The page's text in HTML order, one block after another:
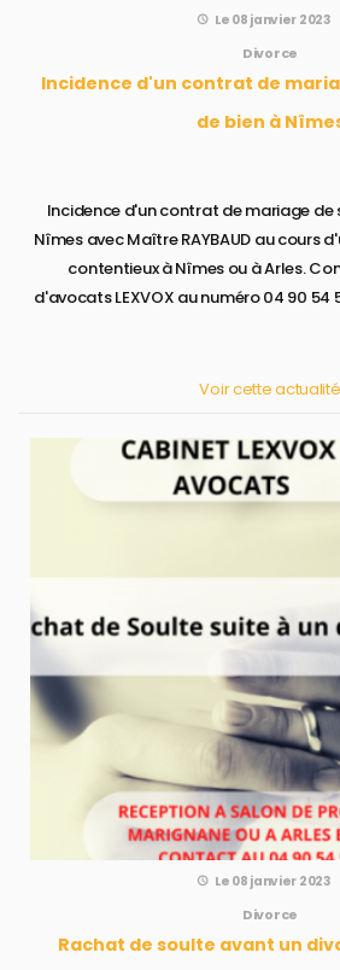
Le 08 janvier 2023
Divorce
Incidence d'un contrat de mariage de séparation
de bien à
Incidence d'un contrat de mariage de séparation de bien à
Nîmes avec Maître RAYBAUD au cours
contentieux à Nîmes ou à Arles.
d'avocats LEXVOX au numéro 04 90 54
Voir cette actualité
Le 08 janvier 2023
Divorce
Rachat de soulte avant un divorce avec votre